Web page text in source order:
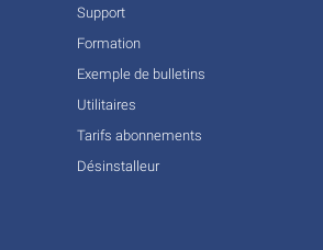
Support
Formation
Exemple de bulletins
Utilitaires
Tarifs abonnements
Désinstalleur